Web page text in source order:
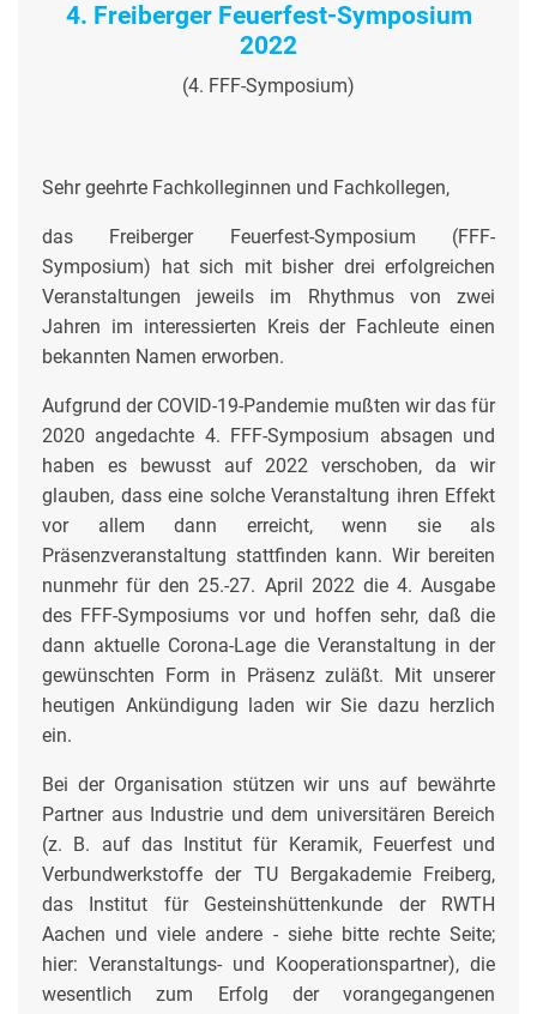
4. Freiberger Feuerfest-Symposium
2022
(4. FFF-Symposium)
Sehr geehrte Fachkolleginnen und Fachkollegen,
das Freiberger Feuerfest-Symposium (FFF-
Symposium) hat sich mit bisher drei erfolgreichen
Veranstaltungen jeweils im Rhythmus von zwei
Jahren im interessierten Kreis der Fachleute einen
bekannten Namen erworben.
Aufgrund der COVID-19-Pandemie mußten wir das für
2020 angedachte 4. FFF-Symposium absagen und
haben es bewusst auf 2022 verschoben, da wir
glauben, dass eine solche Veranstaltung ihren Effekt
vor allem dann erreicht, wenn sie als
Präsenzveranstaltung stattfinden kann. Wir bereiten
nunmehr für den 25.-27. April 2022 die 4. Ausgabe
des FFF-Symposiums vor und hoffen sehr, daß die
dann aktuelle Corona-Lage die Veranstaltung in der
gewünschten Form in Präsenz zuläßt. Mit unserer
heutigen Ankündigung laden wir Sie dazu herzlich
ein.
Bei der Organisation stützen wir uns auf bewährte
Partner aus Industrie und dem universitären Bereich
(z. B. auf das Institut für Keramik, Feuerfest und
Verbundwerkstoffe der TU Bergakademie Freiberg,
das Institut für Gesteinshüttenkunde der RWTH
Aachen und viele andere - siehe bitte rechte Seite;
hier: Veranstaltungs- und Kooperationspartner), die
wesentlich zum Erfolg der vorangegangenen